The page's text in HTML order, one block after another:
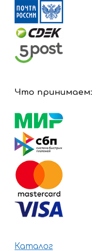
Что принимаем:
Каталог